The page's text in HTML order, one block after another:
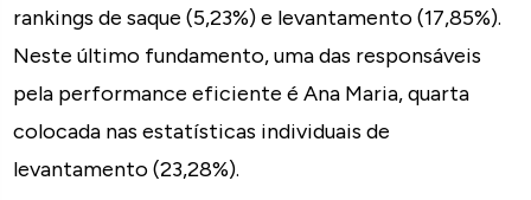
rankings de saque (5,23%) e levantamento (17,85%).
Neste último fundamento, uma das responsáveis
pela performance eficiente é Ana Maria, quarta
colocada nas estatísticas individuais de
levantamento (23,28%).